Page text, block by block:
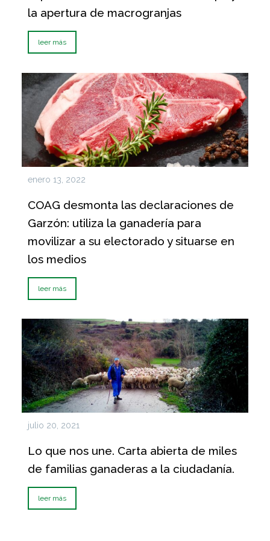
la apertura de macrogranjas
leer más
enero 13, 2022
COAG desmonta las declaraciones de
Garzón: utiliza la ganadería para
movilizar a su electorado y situarse en
los medios
leer más
julio 20, 2021
Lo que nos une. Carta abierta de miles
de familias ganaderas a la ciudadanía.
leer más